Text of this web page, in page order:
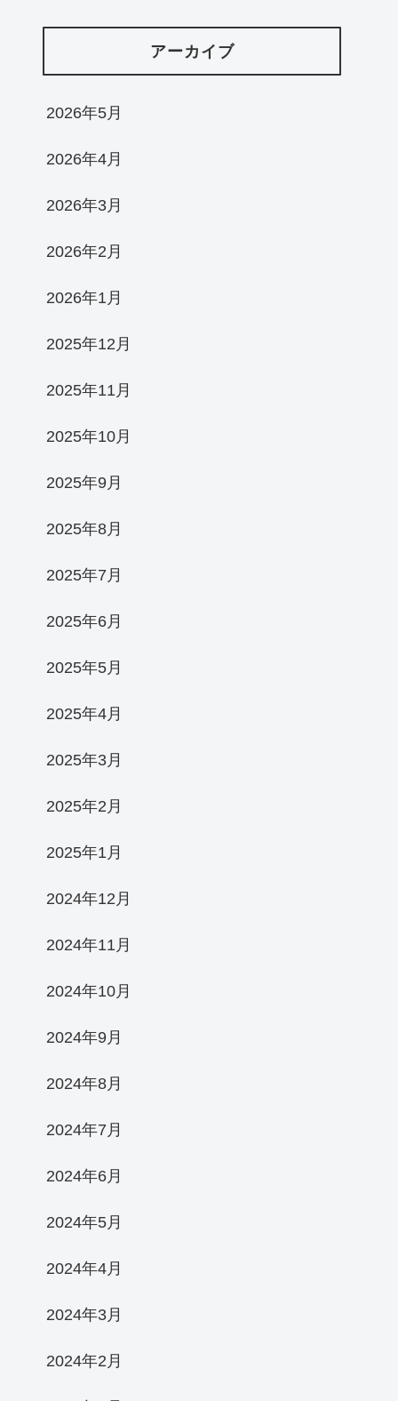
アーカイブ
2026年5月
2026年4月
2026年3月
2026年2月
2026年1月
2025年12月
2025年11月
2025年10月
2025年9月
2025年8月
2025年7月
2025年6月
2025年5月
2025年4月
2025年3月
2025年2月
2025年1月
2024年12月
2024年11月
2024年10月
2024年9月
2024年8月
2024年7月
2024年6月
2024年5月
2024年4月
2024年3月
2024年2月